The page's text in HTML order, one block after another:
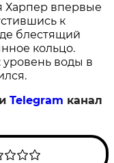
Харпер впервые
к
блестящий
кольцо.
уровень воды в
иTelegram канал